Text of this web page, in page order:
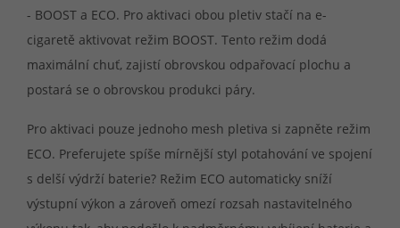
- BOOST a ECO. Pro aktivaci obou pletiv stačí na e-
cigaretě aktivovat režim BOOST. Tento režim dodá
maximální chuť, zajistí obrovskou odpařovací plochu a
postará se o obrovskou produkci páry.
Pro aktivaci pouze jednoho mesh pletiva si zapněte režim
ECO. Preferujete spíše mírnější styl potahování ve spojení
s delší výdrží baterie? Režim ECO automaticky sníží
výstupní výkon a zároveň omezí rozsah nastavitelného